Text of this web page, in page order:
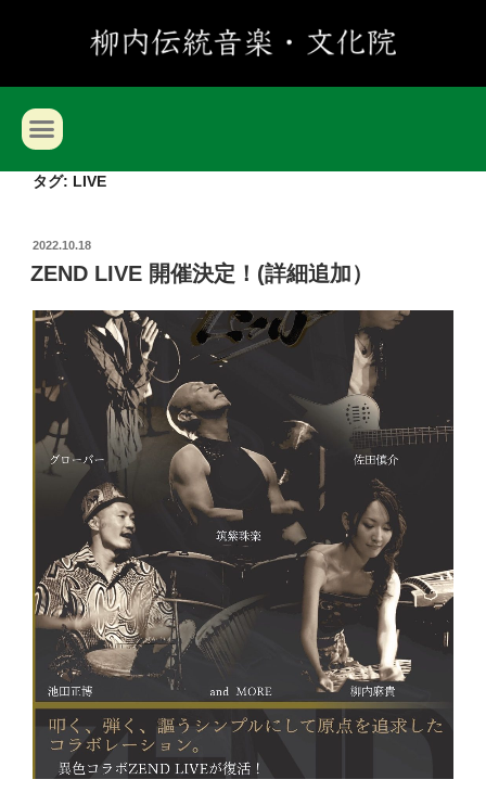
タグ: LIVE
2022.10.18
ZEND LIVE 開催決定！(詳細追加）